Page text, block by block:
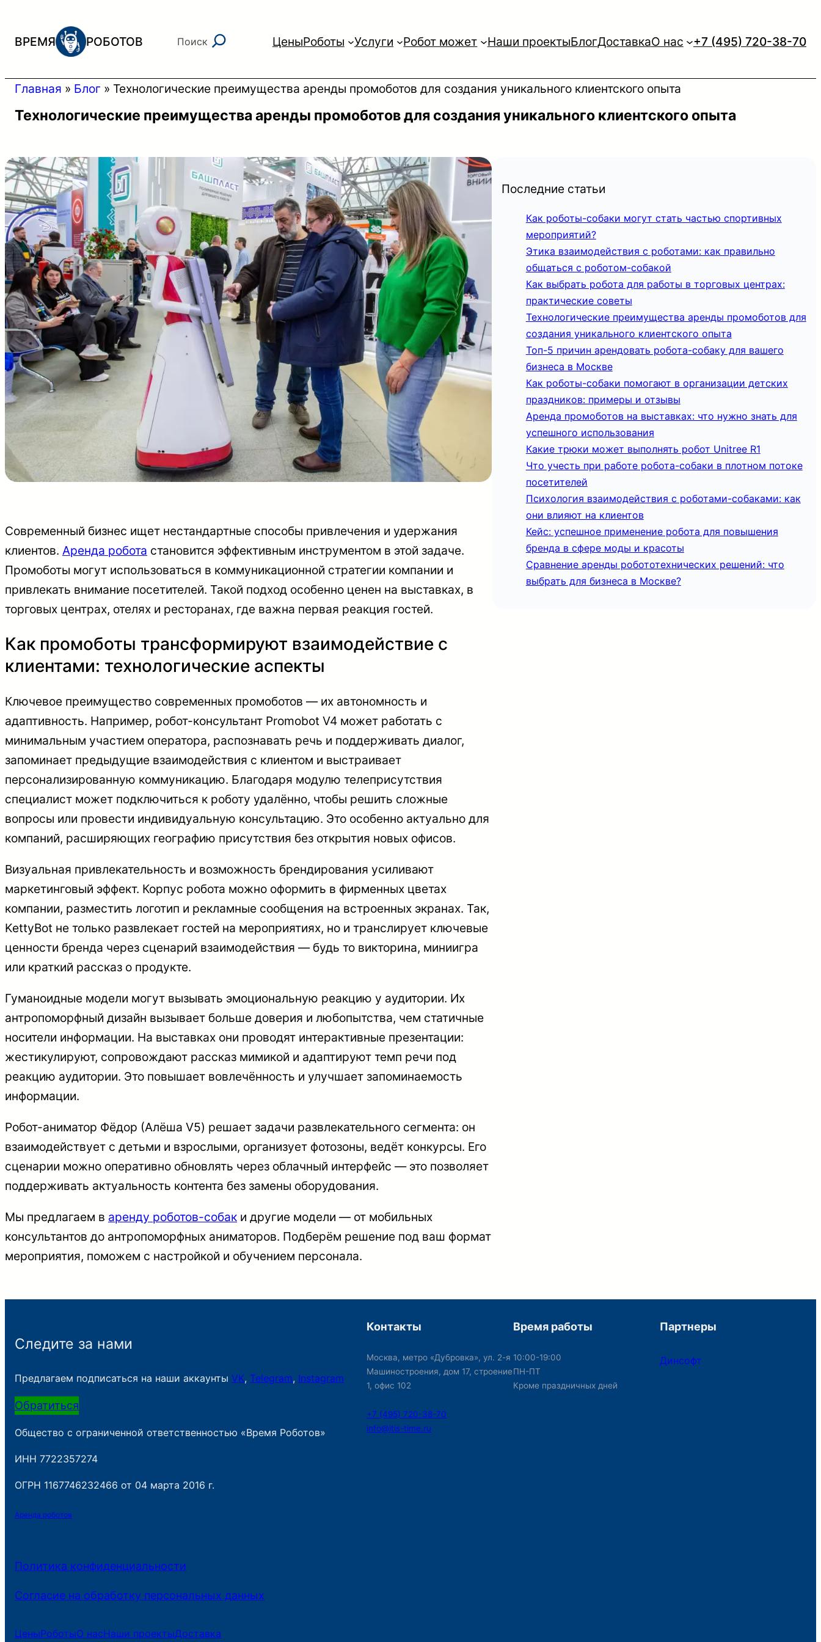
содержимому
ВРЕМЯ РОБОТОВ ПоискПоиск ЦеныРоботы Услуги Робот может Наши проектыБлогДоставкаО нас +7 (495) 720-38-70
Главная » Блог » Технологические преимущества аренды промоботов для создания уникального клиентского опыта
Технологические преимущества аренды промоботов для создания уникального клиентского опыта
Современный бизнес ищет нестандартные способы привлечения и удержания
клиентов. Аренда робота становится эффективным инструментом в этой задаче.
Промоботы могут использоваться в коммуникационной стратегии компании и
привлекать внимание посетителей. Такой подход особенно ценен на выставках, в
торговых центрах, отелях и ресторанах, где важна первая реакция гостей.
Как промоботы трансформируют взаимодействие с
клиентами: технологические аспекты
Ключевое преимущество современных промоботов — их автономность и
адаптивность. Например, робот-консультант Promobot V4 может работать с
минимальным участием оператора, распознавать речь и поддерживать диалог,
запоминает предыдущие взаимодействия с клиентом и выстраивает
персонализированную коммуникацию. Благодаря модулю телеприсутствия
специалист может подключиться к роботу удалённо, чтобы решить сложные
вопросы или провести индивидуальную консультацию. Это особенно актуально для
компаний, расширяющих географию присутствия без открытия новых офисов.
Визуальная привлекательность и возможность брендирования усиливают
маркетинговый эффект. Корпус робота можно оформить в фирменных цветах
компании, разместить логотип и рекламные сообщения на встроенных экранах. Так,
KettyBot не только развлекает гостей на мероприятиях, но и транслирует ключевые
ценности бренда через сценарий взаимодействия — будь то викторина, миниигра
или краткий рассказ о продукте.
Гуманоидные модели могут вызывать эмоциональную реакцию у аудитории. Их
антропоморфный дизайн вызывает больше доверия и любопытства, чем статичные
носители информации. На выставках они проводят интерактивные презентации:
жестикулируют, сопровождают рассказ мимикой и адаптируют темп речи под
реакцию аудитории. Это повышает вовлечённость и улучшает запоминаемость
информации.
Робот-аниматор Фёдор (Алёша V5) решает задачи развлекательного сегмента: он
взаимодействует с детьми и взрослыми, организует фотозоны, ведёт конкурсы. Его
сценарии можно оперативно обновлять через облачный интерфейс — это позволяет
поддерживать актуальность контента без замены оборудования.
Мы предлагаем в аренду роботов-собак и другие модели — от мобильных
консультантов до антропоморфных аниматоров. Подберём решение под ваш формат
мероприятия, поможем с настройкой и обучением персонала.
Последние статьи
Как роботы-собаки могут стать частью спортивных
мероприятий?
Этика взаимодействия с роботами: как правильно
общаться с роботом-собакой
Как выбрать робота для работы в торговых центрах:
практические советы
Технологические преимущества аренды промоботов для
создания уникального клиентского опыта
Топ-5 причин арендовать робота-собаку для вашего
бизнеса в Москве
Как роботы-собаки помогают в организации детских
праздников: примеры и отзывы
Аренда промоботов на выставках: что нужно знать для
успешного использования
Какие трюки может выполнять робот Unitree R1
Что учесть при работе робота-собаки в плотном потоке
посетителей
Психология взаимодействия с роботами-собаками: как
они влияют на клиентов
Кейс: успешное применение робота для повышения
бренда в сфере моды и красоты
Сравнение аренды робототехнических решений: что
выбрать для бизнеса в Москве?
Следите за нами
Предлагаем подписаться на наши аккаунты VK, Telegram, Instagram
Обратиться
Общество с ограниченной ответственностью «Время Роботов»
ИНН 7722357274
ОГРН 1167746232466 от 04 марта 2016 г.
Аренда роботов
Контакты
Москва, метро «Дубровка», ул. 2-я
Машиностроения, дом 17, строение
1, офис 102
+7 (495) 720-38-70
info@itis-time.ru
Время работы
10:00-19:00
ПН-ПТ
Кроме праздничных дней
Партнеры
Динсофт
Политика конфиденциальности
Согласие на обработку персональных данных
ЦеныРоботыО насНаши проектыДоставка